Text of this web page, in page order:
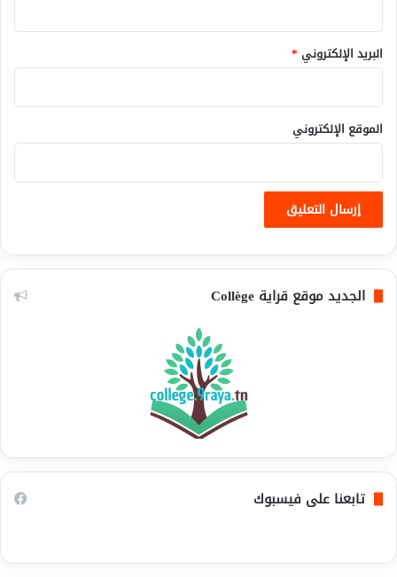
البريد الإلكتروني *
الموقع الإلكتروني
الجديد موقع قراية Collège
تابعنا على فيسبوك